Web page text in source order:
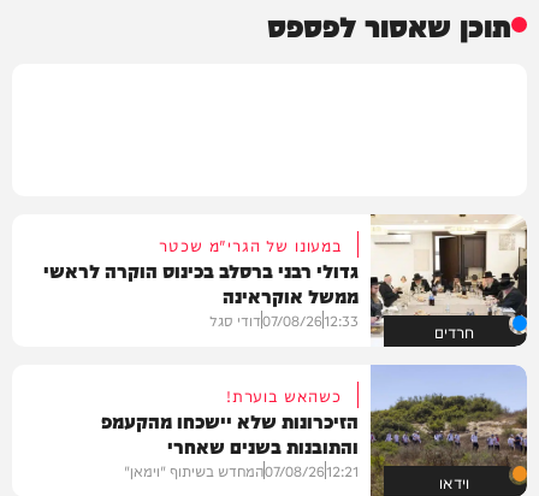
תוכן שאסור לפספס
חרדים
במעונו של הגרי"מ שכטר
גדולי רבני ברסלב בכינוס הוקרה לראשי
ממשל אוקראינה
12:33
07/08/26דודי סגל
וידאו
כשהאש בוערת!
הזיכרונות שלא יישכחו מהקעמפ
והתובנות בשנים שאחרי
12:21
07/08/26המחדש בשיתוף "וימאן"